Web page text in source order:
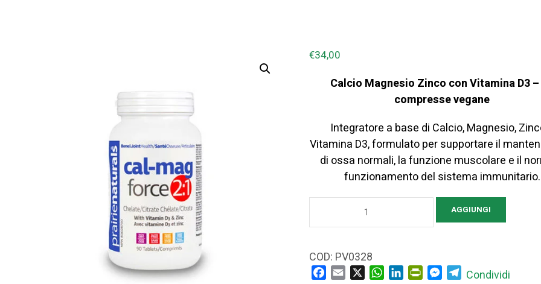
€34,00
Calcio Magnesio Zinco con Vitamina D3
compresse vegane
Integratore a base di Calcio, Magnesio,
Vitamina D3, formulato per supportare il
di ossa normali, la funzione muscolare e il
funzionamento del sistema immunitario.
+
Vitamina
AGGIUNGI
COD: PV0328
Facebook
Email WhatsApp
LinkedInPrintFriendly
Messenger
Telegram
Condividi